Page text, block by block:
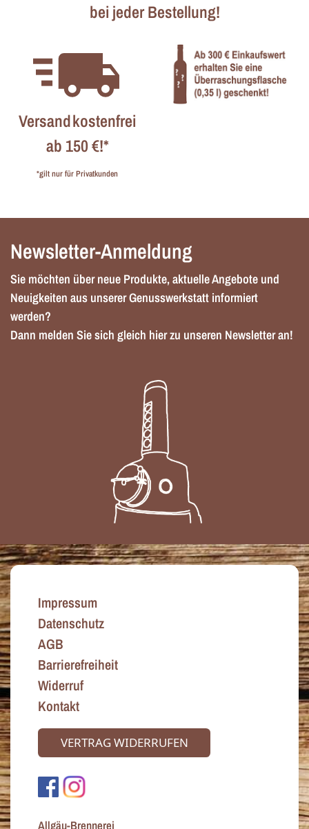
bei jeder Bestellung!
Versandkostenfrei
ab 150 €!*
*gilt nur für Privatkunden
Newsletter-Anmeldung
Sie möchten über neue Produkte, aktuelle Angebote und
Neuigkeiten aus unserer Genusswerkstatt informiert
werden?
Dann melden Sie sich gleich hier zu unseren Newsletter an!
Impressum
Datenschutz
AGB
Barrierefreiheit
Widerruf
Kontakt
VERTRAG WIDERRUFEN
Allgäu-Brennerei